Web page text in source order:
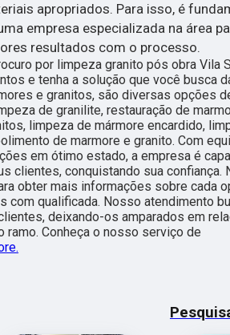
apropriados. Para isso, é
empresa especializada na área
resultados com o processo.
por limpeza granito pós obra Vila
e tenha a solução que você busca
e granitos, são diversas opções
de granilite, restauração de
limpeza de mármore encardido,
de marmore e granito. Com
em ótimo estado, a empresa é
clientes, conquistando sua confiança.
obter mais informações sobre cada
com qualificada. Nosso atendimento
deixando-os amparados em
ramo. Conheça o nosso serviço de